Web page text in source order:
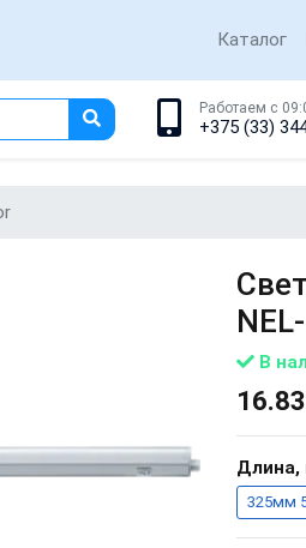
Каталог
Работаем с
+375 (33)
В
Длина,
325мм